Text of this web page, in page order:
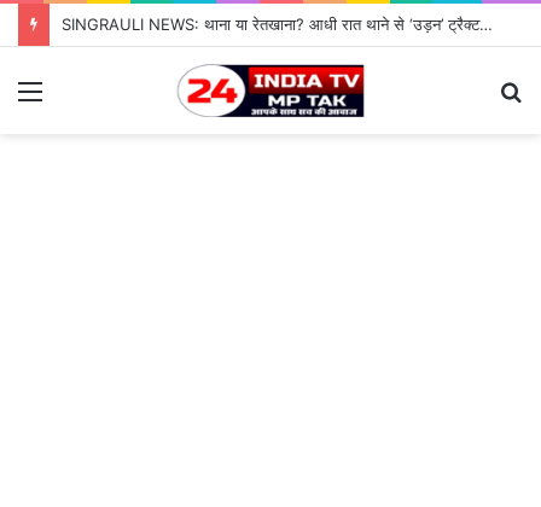
SINGRAULI NEWS: थाना या रेतखाना? आधी रात थाने से ‘उड़न’ ट्रैक्टर, जियावन पुलिस के पहरे में माफिया पास रेत माफिया के आगे नतमस्तक सिस्टम, सुशासन की पोल खोलती जियावन थाने की सनसनीखेज कहानी
Menu